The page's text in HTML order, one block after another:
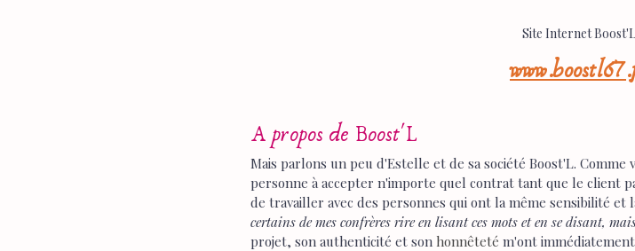
Site Internet Boost'L
A propos de Boost'L
Mais parlons un peu d'Estelle et de sa société Boost'L. Comme
personne à accepter n'importe quel contrat tant que le client
de travailler avec des personnes qui ont la même sensibilité et
certains de mes confrères rire en lisant ces mots et en se disant,
projet, son authenticité et son honnêteté m'ont